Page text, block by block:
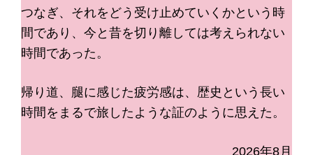
つなぎ、それをどう受け止めていくかという時
間であり、今と昔を切り離しては考えられない
時間であった。
帰り道、腿に感じた疲労感は、歴史という長い
時間をまるで旅したような証のように思えた。
2026年8月